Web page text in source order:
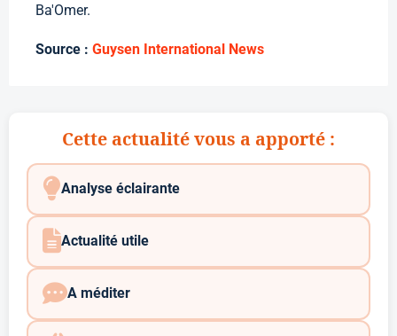
Ba'Omer.
Source : Guysen International News
Cette actualité vous a apporté :
Analyse éclairante
Actualité utile
A méditer